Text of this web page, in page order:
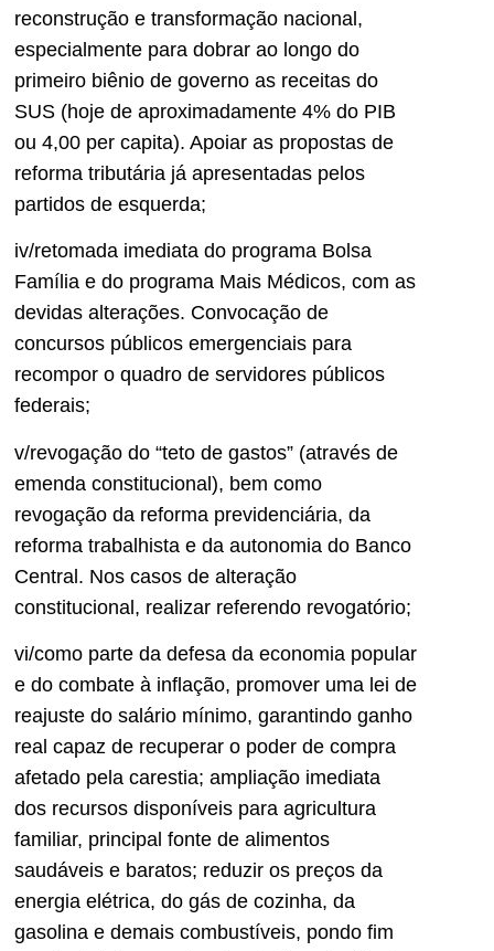
reconstrução e transformação nacional,
especialmente para dobrar ao longo do
primeiro biênio de governo as receitas do
SUS (hoje de aproximadamente 4% do PIB
ou 4,00 per capita). Apoiar as propostas de
reforma tributária já apresentadas pelos
partidos de esquerda;
iv/retomada imediata do programa Bolsa
Família e do programa Mais Médicos, com as
devidas alterações. Convocação de
concursos públicos emergenciais para
recompor o quadro de servidores públicos
federais;
v/revogação do “teto de gastos” (através de
emenda constitucional), bem como
revogação da reforma previdenciária, da
reforma trabalhista e da autonomia do Banco
Central. Nos casos de alteração
constitucional, realizar referendo revogatório;
vi/como parte da defesa da economia popular
e do combate à inflação, promover uma lei de
reajuste do salário mínimo, garantindo ganho
real capaz de recuperar o poder de compra
afetado pela carestia; ampliação imediata
dos recursos disponíveis para agricultura
familiar, principal fonte de alimentos
saudáveis e baratos; reduzir os preços da
energia elétrica, do gás de cozinha, da
gasolina e demais combustíveis, pondo fim